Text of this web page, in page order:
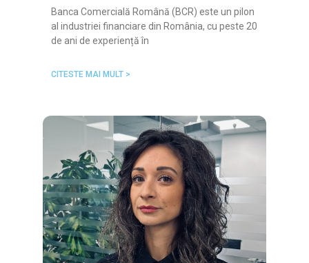
Banca Comercială Română (BCR) este un pilon
al industriei financiare din România, cu peste 20
de ani de experiență în
CITESTE MAI MULT >